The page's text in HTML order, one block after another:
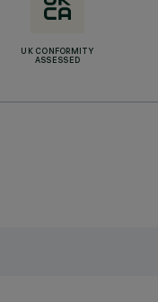
UK CONFORMITY
ASSESSED